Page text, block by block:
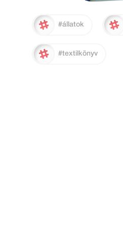
#állatok
#textilkönyv